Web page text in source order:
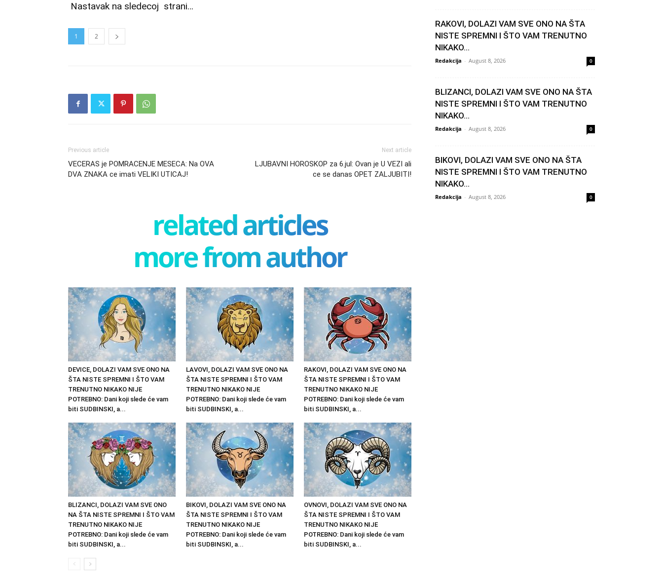
Nastavak na sledecoj strani…
1 2
Previous article
VECERAS je POMRACENJE MESECA: Na OVA
DVA ZNAKA ce imati VELIKI UTICAJ!
Next article
LJUBAVNI HOROSKOP za 6.jul: Ovan je U VEZI ali
ce se danas OPET ZALJUBITI!
related articles
more from author
DEVICE, DOLAZI VAM SVE ONO NA
ŠTA NISTE SPREMNI I ŠTO VAM
TRENUTNO NIKAKO NIJE
POTREBNO: Dani koji slede će vam
biti SUDBINSKI, a...
LAVOVI, DOLAZI VAM SVE ONO NA
ŠTA NISTE SPREMNI I ŠTO VAM
TRENUTNO NIKAKO NIJE
POTREBNO: Dani koji slede će vam
biti SUDBINSKI, a...
RAKOVI, DOLAZI VAM SVE ONO NA
ŠTA NISTE SPREMNI I ŠTO VAM
TRENUTNO NIKAKO NIJE
POTREBNO: Dani koji slede će vam
biti SUDBINSKI, a...
BLIZANCI, DOLAZI VAM SVE ONO
NA ŠTA NISTE SPREMNI I ŠTO VAM
TRENUTNO NIKAKO NIJE
POTREBNO: Dani koji slede će vam
biti SUDBINSKI, a...
BIKOVI, DOLAZI VAM SVE ONO NA
ŠTA NISTE SPREMNI I ŠTO VAM
TRENUTNO NIKAKO NIJE
POTREBNO: Dani koji slede će vam
biti SUDBINSKI, a...
OVNOVI, DOLAZI VAM SVE ONO NA
ŠTA NISTE SPREMNI I ŠTO VAM
TRENUTNO NIKAKO NIJE
POTREBNO: Dani koji slede će vam
biti SUDBINSKI, a...
RAKOVI, DOLAZI VAM SVE ONO NA ŠTA
NISTE SPREMNI I ŠTO VAM TRENUTNO
NIKAKO...
Redakcija - August 8, 2026 0
BLIZANCI, DOLAZI VAM SVE ONO NA ŠTA
NISTE SPREMNI I ŠTO VAM TRENUTNO
NIKAKO...
Redakcija - August 8, 2026 0
BIKOVI, DOLAZI VAM SVE ONO NA ŠTA
NISTE SPREMNI I ŠTO VAM TRENUTNO
NIKAKO...
Redakcija - August 8, 2026 0